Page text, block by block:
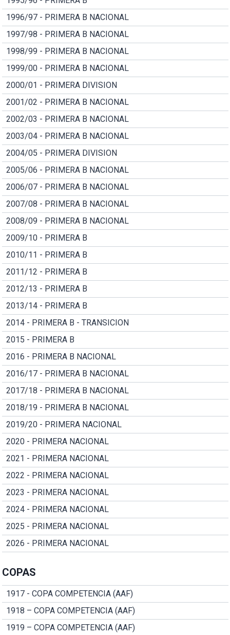
1996/97 - PRIMERA B NACIONAL
1997/98 - PRIMERA B NACIONAL
1998/99 - PRIMERA B NACIONAL
1999/00 - PRIMERA B NACIONAL
2000/01 - PRIMERA DIVISION
2001/02 - PRIMERA B NACIONAL
2002/03 - PRIMERA B NACIONAL
2003/04 - PRIMERA B NACIONAL
2004/05 - PRIMERA DIVISION
2005/06 - PRIMERA B NACIONAL
2006/07 - PRIMERA B NACIONAL
2007/08 - PRIMERA B NACIONAL
2008/09 - PRIMERA B NACIONAL
2009/10 - PRIMERA B
2010/11 - PRIMERA B
2011/12 - PRIMERA B
2012/13 - PRIMERA B
2013/14 - PRIMERA B
2014 - PRIMERA B - TRANSICION
2015 - PRIMERA B
2016 - PRIMERA B NACIONAL
2016/17 - PRIMERA B NACIONAL
2017/18 - PRIMERA B NACIONAL
2018/19 - PRIMERA B NACIONAL
2019/20 - PRIMERA NACIONAL
2020 - PRIMERA NACIONAL
2021 - PRIMERA NACIONAL
2022 - PRIMERA NACIONAL
2023 - PRIMERA NACIONAL
2024 - PRIMERA NACIONAL
2025 - PRIMERA NACIONAL
2026 - PRIMERA NACIONAL
COPAS
1917 - COPA COMPETENCIA (AAF)
1918 – COPA COMPETENCIA (AAF)
1919 – COPA COMPETENCIA (AAF)